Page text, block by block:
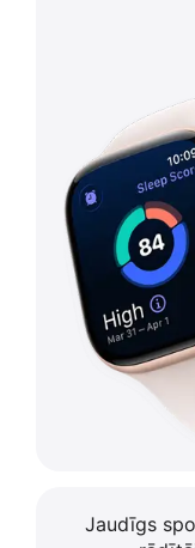
Jaudīgs